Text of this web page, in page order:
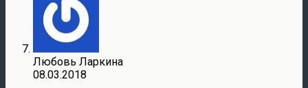
Любовь Ларкина
08.03.2018